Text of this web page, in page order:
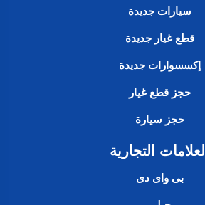
سيارات جديدة
قطع غيار جديدة
إكسسوارات جديدة
حجز قطع غيار
حجز سيارة
العلامات التجارية
بى واى دى